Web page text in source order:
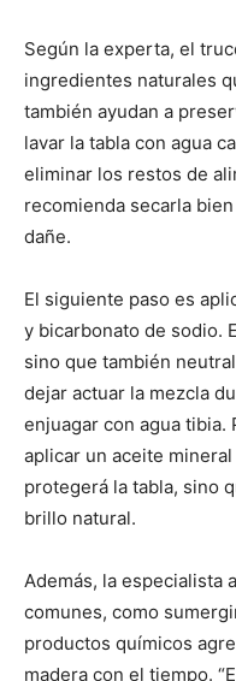
Según la experta, el
ingredientes naturales
también ayudan a
lavar la tabla con agua
eliminar los restos de
recomienda secarla
dañe.
El siguiente paso es
y bicarbonato de sodio.
sino que también
dejar actuar la mezcla
enjuagar con agua tibia.
aplicar un aceite
protegerá la tabla, sino
brillo natural.
Además, la especialista
comunes, como
productos químicos
madera con el tiempo.